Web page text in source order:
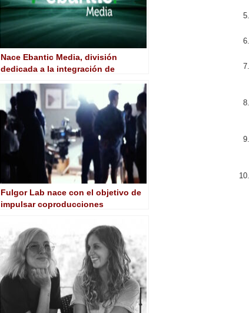
Nace Ebantic Media, división
dedicada a la integración de
contenidos audiovisuales
Fulgor Lab nace con el objetivo de
impulsar coproducciones